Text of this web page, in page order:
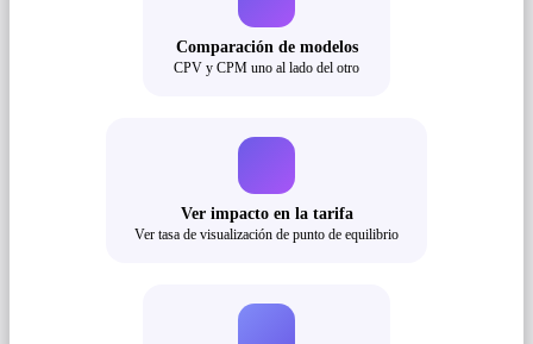
Comparación de modelos
CPV y CPM uno al lado del otro
Ver impacto en la tarifa
Ver tasa de visualización de punto de equilibrio